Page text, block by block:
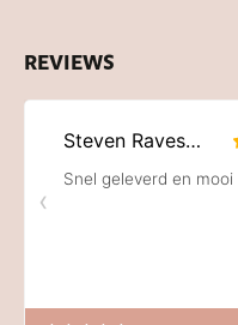
REVIEWS